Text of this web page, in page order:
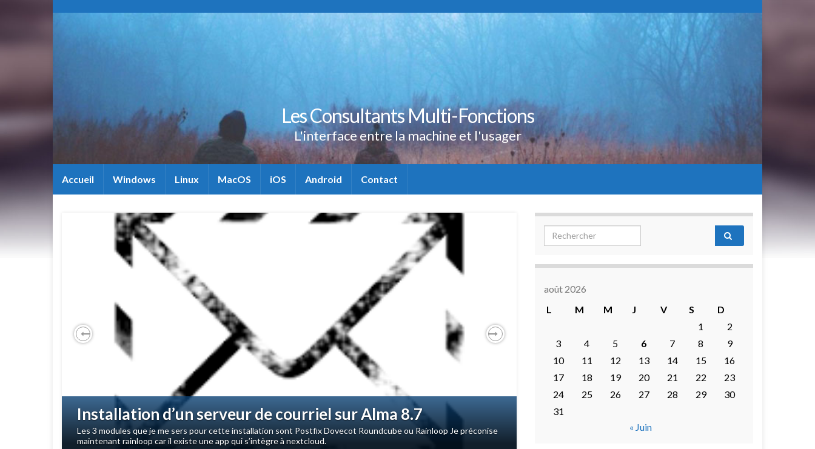
Les Consultants Multi-Fonctions
L'interface entre la machine et l'usager
Accueil Windows Linux MacOS iOS Android Contact
Installation d’un serveur de courriel sur Alma 8.7
Les 3 modules que je me sers pour cette installation sont Postfix Dovecot Roundcube ou Rainloop Je préconise
maintenant rainloop car il existe une app qui s’intègre à nextcloud.
Previous
Search for:
août 2026
L
M M J V S
D
1
2
3
4 5 6 7 8
9
10
11 12 13 14 15
16
17
18 19 20 21 22
23
24
25 26 27 28 29
30
31
« Juin